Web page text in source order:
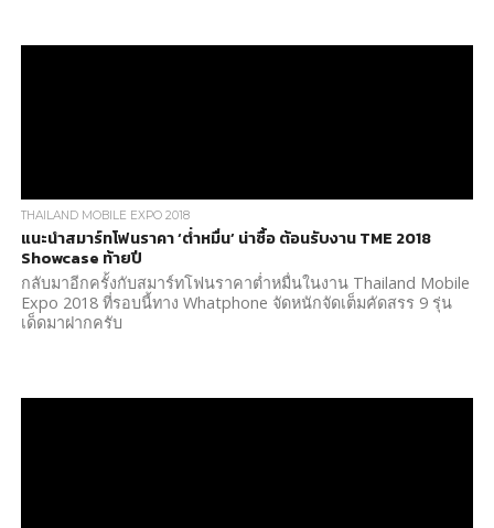
THAILAND MOBILE EXPO 2018
แนะนำสมาร์ทโฟนราคา ‘ต่ำหมื่น’ น่าซื้อ ต้อนรับงาน TME 2018
Showcase ท้ายปี
กลับมาอีกครั้งกับสมาร์ทโฟนราคาต่ำหมื่นในงาน Thailand Mobile
Expo 2018 ที่รอบนี้ทาง Whatphone จัดหนักจัดเต็มคัดสรร 9 รุ่น
เด็ดมาฝากครับ